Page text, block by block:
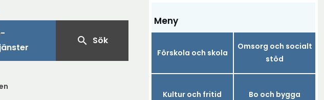
search Sök
Meny
Förskola och skola
Omsorg och socialt
stöd
Kultur och fritid Bo och bygga